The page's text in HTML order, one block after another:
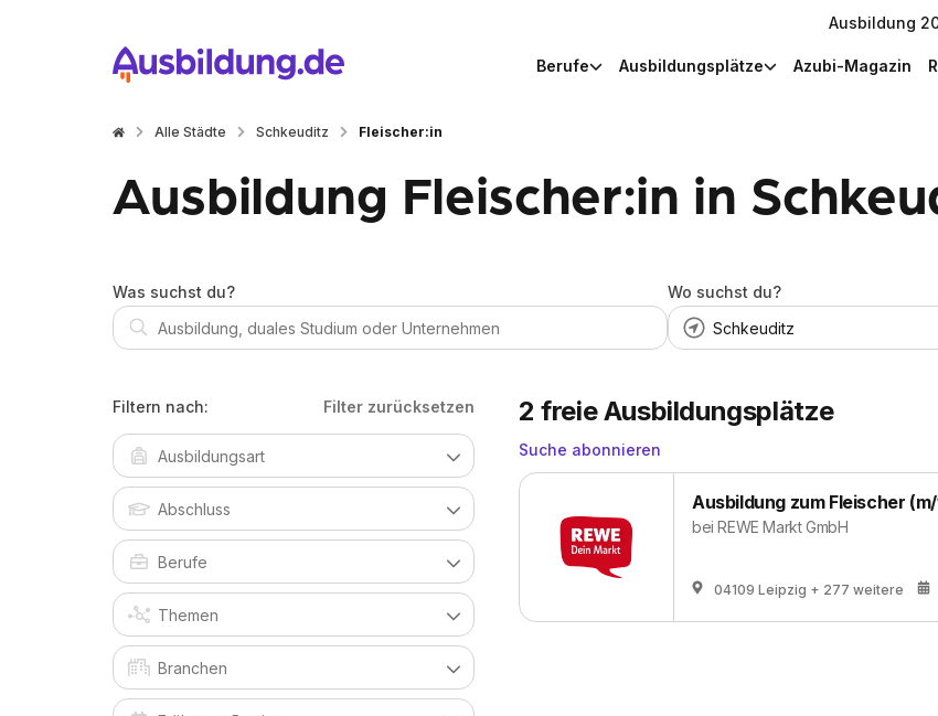
Ausbildung
Berufe Ausbildungsplätze Azubi-Magazin
Alle Städte Schkeuditz Fleischer:in
Ausbildung Fleischer:in in
Was suchst du?
Wo suchst du?
Filtern nach: Filter zurücksetzen 2 freie Ausbildungsplätze
Suche abonnieren
Ausbildung zum Fleischer
beiREWE Markt GmbH
04109 Leipzig + 277 weitere